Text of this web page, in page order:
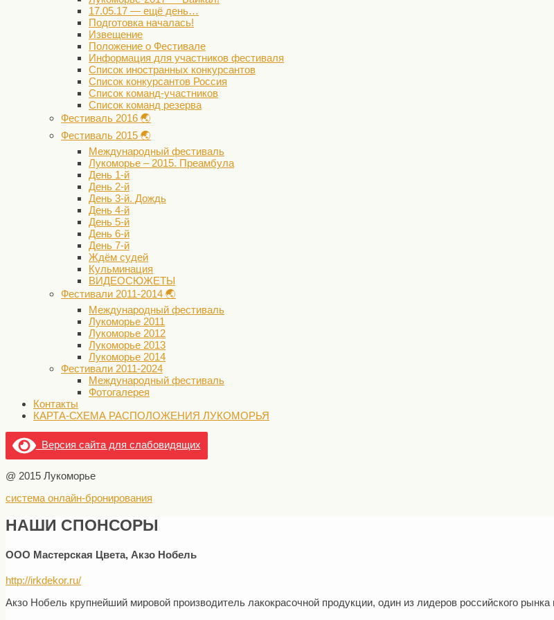
17.05.17 — ещё день…
Подготовка началась!
Извещение
Положение о Фестивале
Информация для участников фестиваля
Список иностранных конкурсантов
Список конкурсантов Россия
Список команд-участников
Список команд резерва
Фестиваль 2016 🌏
Фестиваль 2015 🌏
Международный фестиваль
Лукоморье – 2015. Преамбула
День 1-й
День 2-й
День 3-й. Дождь
День 4-й
День 5-й
День 6-й
День 7-й
Ждём судей
Кульминация
ВИДЕОСЮЖЕТЫ
Фестивали 2011-2014 🌏
Международный фестиваль
Лукоморье 2011
Лукоморье 2012
Лукоморье 2013
Лукоморье 2014
Фестивали 2011-2024
Международный фестиваль
Фотогалерея
Контакты
КАРТА-СХЕМА РАСПОЛОЖЕНИЯ ЛУКОМОРЬЯ
Версия сайта для слабовидящих
@ 2015 Лукоморье
система онлайн-бронирования
НАШИ СПОНСОРЫ
ООО Мастерская Цвета, Акзо Нобель
http://irkdekor.ru/
Акзо Нобель крупнейший мировой производитель лакокрасочной продукции, один из лидеров российского